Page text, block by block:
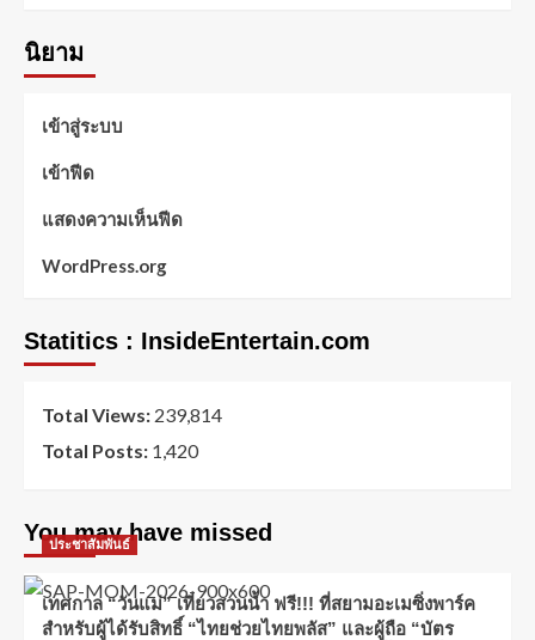
นิยาม
เข้าสู่ระบบ
เข้าฟีด
แสดงความเห็นฟีด
WordPress.org
Statitics : InsideEntertain.com
Total Views: 239,814
Total Posts: 1,420
You may have missed
ประชาสัมพันธ์
เทศกาล “วันแม่” เที่ยวสวนน้ำ ฟรี!!! ที่สยามอะเมซิ่งพาร์ค
สำหรับผู้ได้รับสิทธิ์ “ไทยช่วยไทยพลัส” และผู้ถือ “บัตร